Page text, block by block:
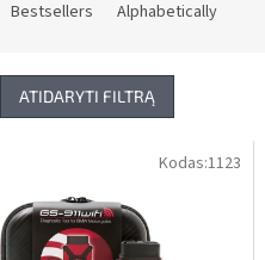
Bestsellers Alphabetically
ATIDARYTI FILTRĄ
Kodas:1123